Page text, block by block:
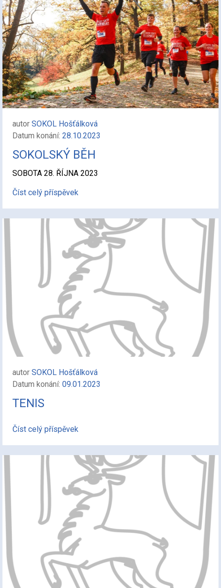
autor SOKOL Hošťálková
Datum konání: 28.10.2023
SOKOLSKÝ BĚH
SOBOTA 28. ŘÍJNA 2023
Číst celý příspěvek
autor SOKOL Hošťálková
Datum konání: 09.01.2023
TENIS
Číst celý příspěvek